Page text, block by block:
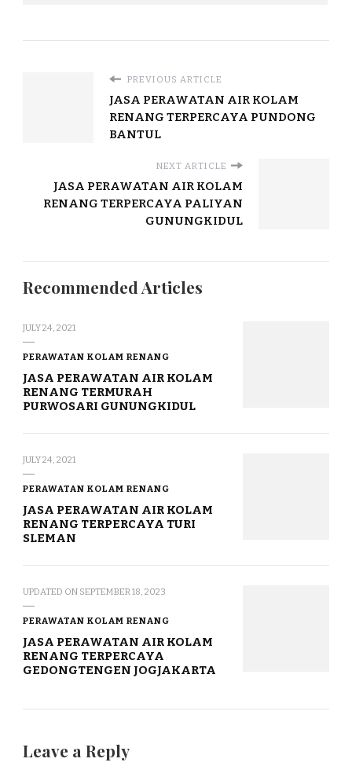
PREVIOUS ARTICLE
JASA PERAWATAN AIR KOLAM
RENANG TERPERCAYA PUNDONG
BANTUL
NEXT ARTICLE
JASA PERAWATAN AIR KOLAM
RENANG TERPERCAYA PALIYAN
GUNUNGKIDUL
Recommended Articles
JULY 24, 2021
PERAWATAN KOLAM RENANG
JASA PERAWATAN AIR KOLAM
RENANG TERMURAH
PURWOSARI GUNUNGKIDUL
JULY 24, 2021
PERAWATAN KOLAM RENANG
JASA PERAWATAN AIR KOLAM
RENANG TERPERCAYA TURI
SLEMAN
UPDATED ON SEPTEMBER 18, 2023
PERAWATAN KOLAM RENANG
JASA PERAWATAN AIR KOLAM
RENANG TERPERCAYA
GEDONGTENGEN JOGJAKARTA
Leave a Reply